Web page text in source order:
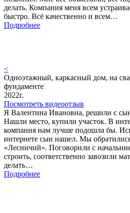
делать. Компания меня всем
быстро. Всё качественно и всем…
Подробнее
<
Одноэтажный, каркасный дом, на
фундаменте
2022г.
Посмотреть видеоотзыв
Я Валентина Ивановна, решили с
Нашли место, купили участок. В
компания нам лучше подошла бы.
интернете сын нашел. Мы
«Лесничий». Поговорили с
строить, соответственно завозили
делать…
Подробнее